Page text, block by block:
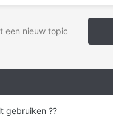
een nieuw topic
gebruiken ??